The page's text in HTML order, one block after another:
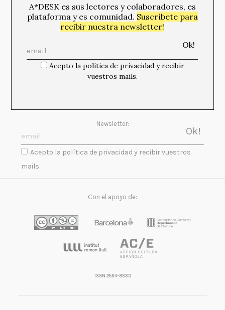
Media Partners:
Newsletter:
Acepto la política de privacidad y recibir vuestros
mails.
Con el apoyo de:
ISSN 2564-8330
A*DESK es sus lectores y colaboradores, es
plataforma y es comunidad. Suscríbete para
recibir nuestra newsletter!
Acepto la política de privacidad y recibir
vuestros mails.